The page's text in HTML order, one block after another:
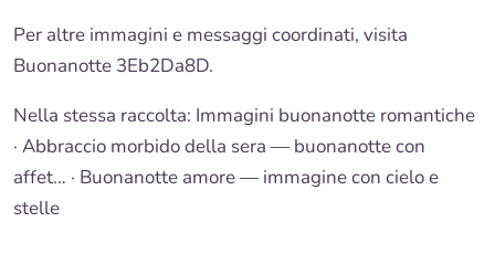
Per altre immagini e messaggi coordinati, visita
Buonanotte 3Eb2Da8D.
Nella stessa raccolta: Immagini buonanotte romantiche
· Abbraccio morbido della sera — buonanotte con
affet… · Buonanotte amore — immagine con cielo e
stelle